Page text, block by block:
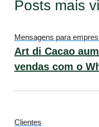
Posts mais
Mensagens para
Art di Cacao
vendas com o
Clientes